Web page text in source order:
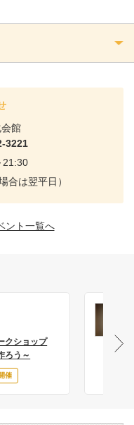
館
3221
21:30
合は翌平日）
ント一覧へ
クショップ
ろう～
催